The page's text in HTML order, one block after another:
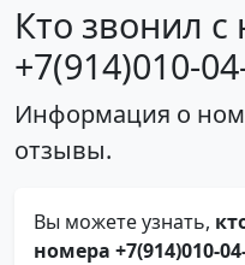
Кто звонил с
+7(914)010-
Информация о
отзывы.
Вы можете узнать,
номера +7(914)010-